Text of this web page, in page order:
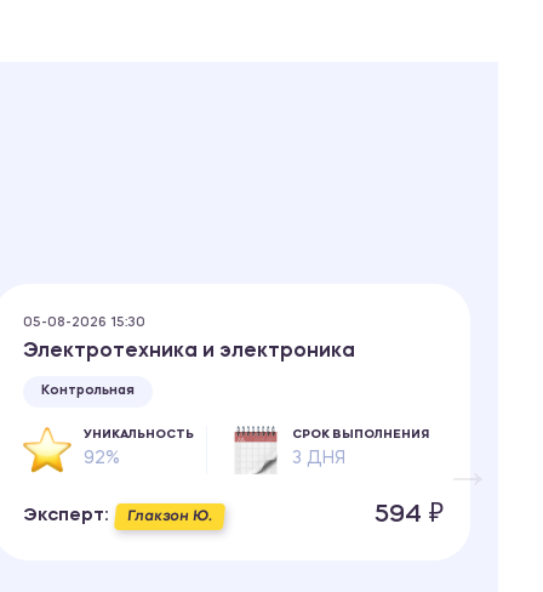
05-08-2026 15:30
Электротехника и электроника
Контрольная
УНИКАЛЬНОСТЬ
92%
СРОК ВЫПОЛНЕНИЯ
3 ДНЯ
Эксперт: Глакзон Ю. 594 ₽